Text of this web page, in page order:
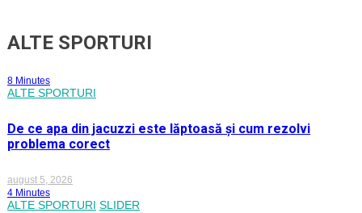
ALTE SPORTURI
8 Minutes
ALTE SPORTURI
De ce apa din jacuzzi este lăptoasă și cum rezolvi
problema corect
august 5, 2026
4 Minutes
ALTE SPORTURI SLIDER